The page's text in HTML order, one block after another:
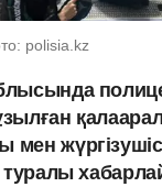
polisia.kz
туралы